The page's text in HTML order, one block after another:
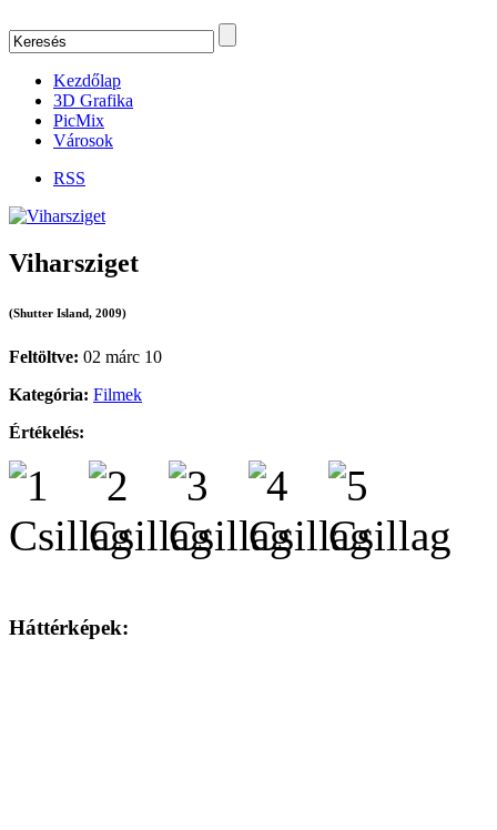
Kezdőlap
3D Grafika
PicMix
Városok
RSS
Viharsziget
(Shutter Island, 2009)
Feltöltve: 02 márc 10
Kategória: Filmek
Értékelés:
Háttérképek: